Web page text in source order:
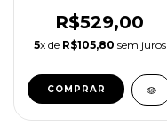
R$529,00
5x de R$105,80 sem juros
COMPRAR